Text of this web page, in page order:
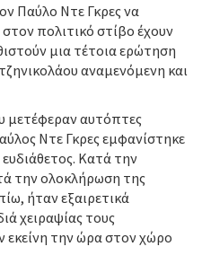
Παύλο Ντε Γκρες να
πολιτικό στίβο έχουν
μια τέτοια ερώτηση
αναμενόμενη και
μετέφεραν αυτόπτες
Ντε Γκρες εμφανίστηκε
Κατά την
την ολοκλήρωση της
ήταν εξαιρετικά
χειραψίας τους
εκείνη την ώρα στον χώρο